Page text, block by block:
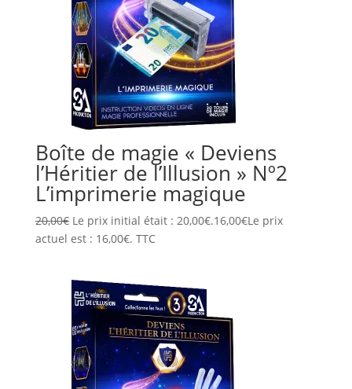
Boîte de magie « Deviens
l’Héritier de l’Illusion » Nº2
L’imprimerie magique
20,00€ Le prix initial était : 20,00€.16,00€Le prix
actuel est : 16,00€. TTC